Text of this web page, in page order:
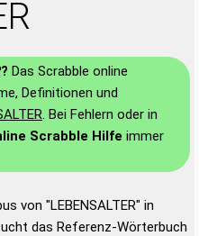
? Das Scrabble online
Definitionen und
. Bei Fehlern oder in
Scrabble Hilfe immer
von "LEBENSALTER" in
das Referenz-Wörterbuch